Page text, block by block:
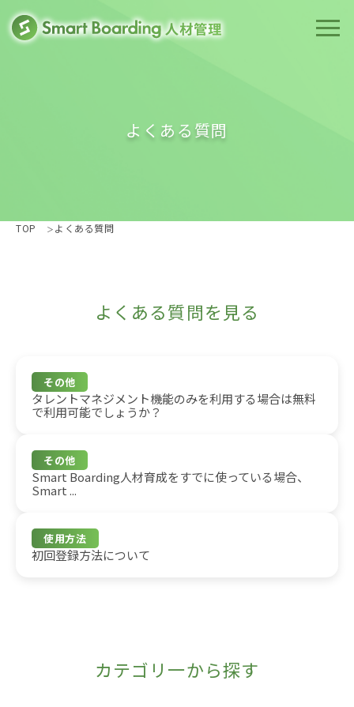
よくある質問
TOP よくある質問
よくある質問を見る
その他
タレントマネジメント機能のみを利用する場合は無料
で利用可能でしょうか？
その他
Smart Boarding人材育成をすでに使っている場合、
Smart ...
使用方法
初回登録方法について
カテゴリ一から探す